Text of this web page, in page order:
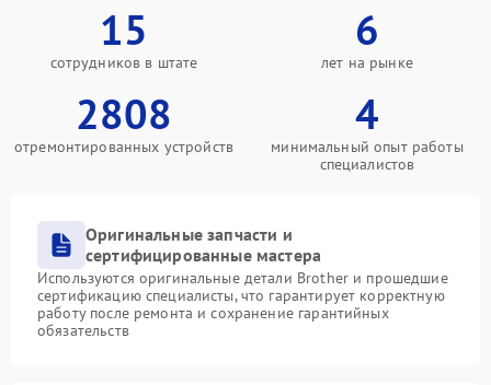
15
сотрудников в штате
6
лет на рынке
2808
отремонтированных устройств
4
минимальный опыт работы
специалистов
Оригинальные запчасти и
сертифицированные мастера
Используются оригинальные детали Brother и прошедшие
сертификацию специалисты, что гарантирует корректную
работу после ремонта и сохранение гарантийных
обязательств